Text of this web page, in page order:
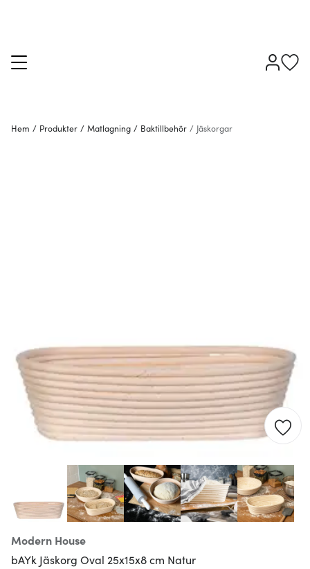
Hem / Produkter / Matlagning / Baktillbehör / Jäskorgar
Modern House
bAYk Jäskorg Oval 25x15x8 cm Natur